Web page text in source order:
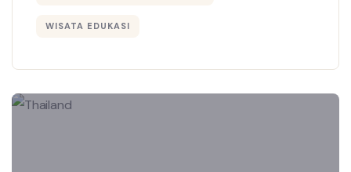
WISATA EDUKASI